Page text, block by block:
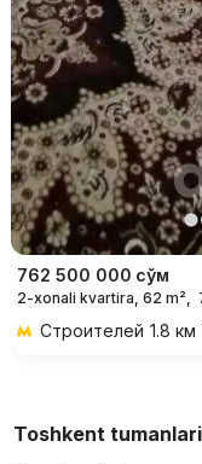
762 500 000 сўм
2-xonali kvartira, 62 m²,
Строителей 1.8
Toshkent